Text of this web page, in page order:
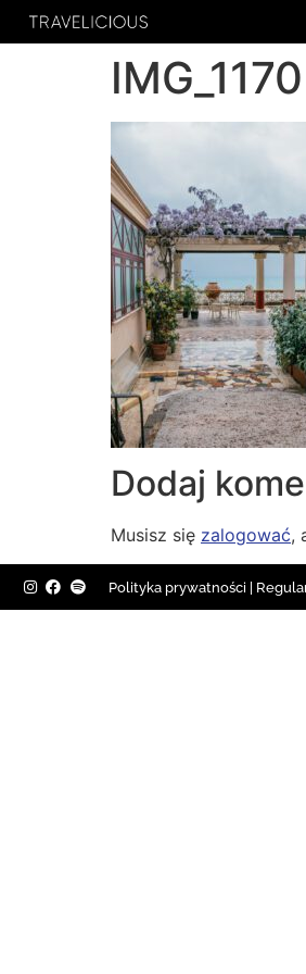
IMG_1170
Dodaj
Musisz się zalogować,
Polityka prywatności